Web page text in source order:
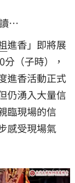
…
進香」即將展
（子時），
進香活動正式
仍湧入大量信
臨現場的信
感受現場氣